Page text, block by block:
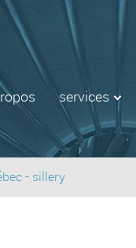
services
- sillery